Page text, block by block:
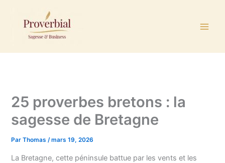
contenu
25 proverbes bretons : la
sagesse de Bretagne
ParThomas/mars 19, 2026
La Bretagne, cette péninsule battue par les vents et les